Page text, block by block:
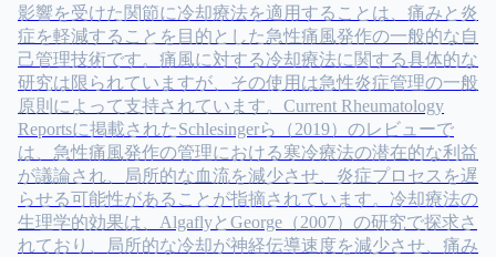
影響を受けた関節に冷却療法を適用することは、痛みと炎
症を軽減することを目的とした急性痛風発作の一般的な自
己管理技術です。痛風に対する冷却療法に関する具体的な
研究は限られていますが、その使用は急性炎症管理の一般
原則によって支持されています。Current Rheumatology
Reportsに掲載されたSchlesingerら（2019）のレビューで
は、急性痛風発作の管理における寒冷療法の潜在的な利益
が議論され、局所的な血流を減少させ、炎症プロセスを遅
らせる可能性があることが指摘されています。冷却療法の
生理学的効果は、AlgaflyとGeorge（2007）の研究で探求さ
れており、局所的な冷却が神経伝導速度を減少させ、痛み